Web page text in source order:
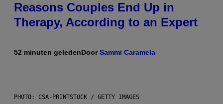
Reasons Couples End Up in
Therapy, According to an Expert
52 minuten geledenDoorSammi Caramela
PHOTO: CSA-PRINTSTOCK / GETTY IMAGES